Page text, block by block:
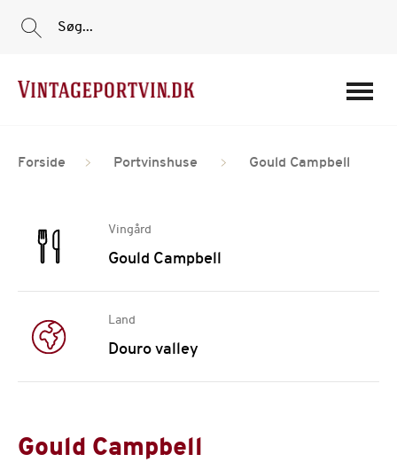
Søg...
Forside Portvinshuse Gould Campbell
Vingård
Gould Campbell
Land
Douro valley
Gould Campbell